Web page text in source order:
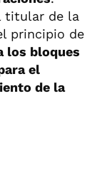
titular de la
principio de
los bloques
el
de la